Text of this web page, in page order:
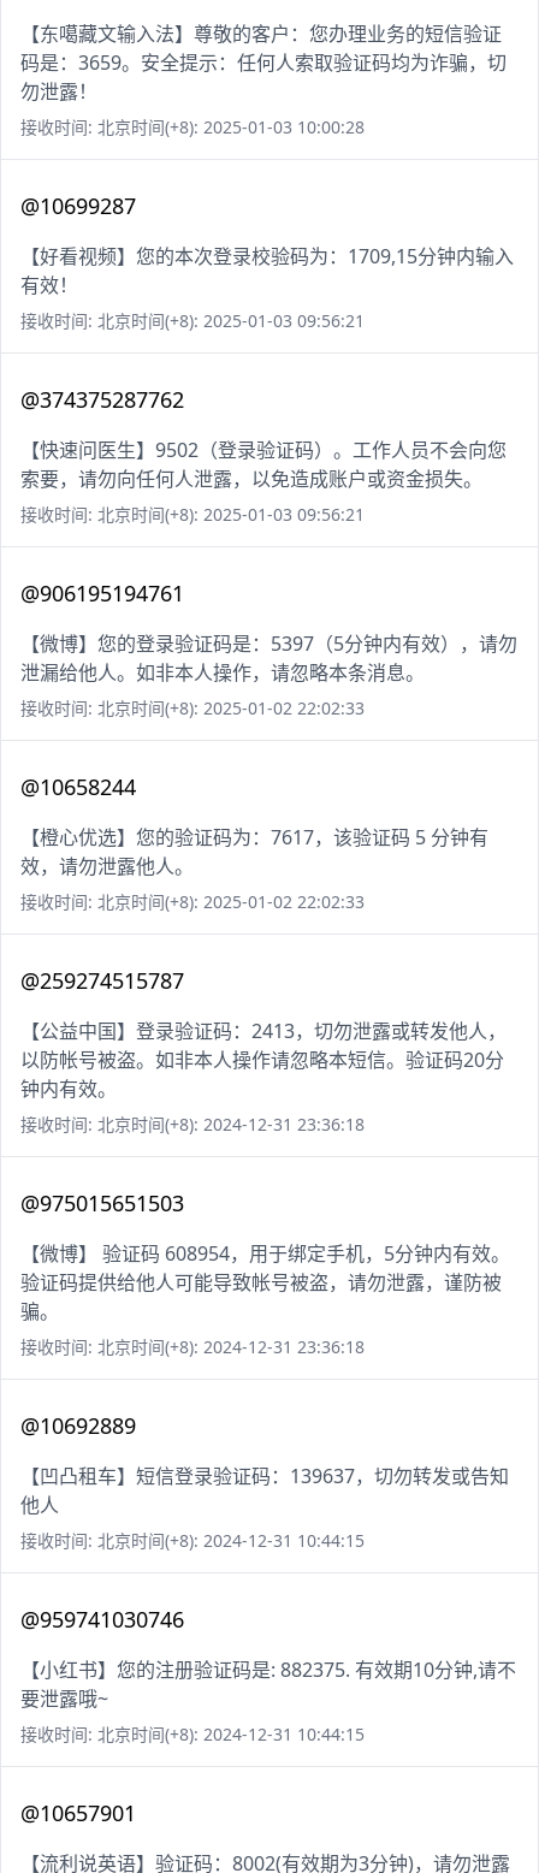
【东噶藏文输入法】尊敬的客户：您办理业务的短信验证
码是：3659。安全提示：任何人索取验证码均为诈骗，切
勿泄露！
接收时间: 北京时间(+8): 2025-01-03 10:00:28
@10699287
【好看视频】您的本次登录校验码为：1709,15分钟内输入
有效！
接收时间: 北京时间(+8): 2025-01-03 09:56:21
@374375287762
【快速问医生】9502（登录验证码）。工作人员不会向您
索要，请勿向任何人泄露，以免造成账户或资金损失。
接收时间: 北京时间(+8): 2025-01-03 09:56:21
@906195194761
【微博】您的登录验证码是：5397（5分钟内有效），请勿
泄漏给他人。如非本人操作，请忽略本条消息。
接收时间: 北京时间(+8): 2025-01-02 22:02:33
@10658244
【橙心优选】您的验证码为：7617，该验证码 5 分钟有
效，请勿泄露他人。
接收时间: 北京时间(+8): 2025-01-02 22:02:33
@259274515787
【公益中国】登录验证码：2413，切勿泄露或转发他人，
以防帐号被盗。如非本人操作请忽略本短信。验证码20分
钟内有效。
接收时间: 北京时间(+8): 2024-12-31 23:36:18
@975015651503
【微博】 验证码 608954，用于绑定手机，5分钟内有效。
验证码提供给他人可能导致帐号被盗，请勿泄露，谨防被
骗。
接收时间: 北京时间(+8): 2024-12-31 23:36:18
@10692889
【凹凸租车】短信登录验证码：139637，切勿转发或告知
他人
接收时间: 北京时间(+8): 2024-12-31 10:44:15
@959741030746
【小红书】您的注册验证码是: 882375. 有效期10分钟,请不
要泄露哦~
接收时间: 北京时间(+8): 2024-12-31 10:44:15
@10657901
【流利说英语】验证码：8002(有效期为3分钟)，请勿泄露